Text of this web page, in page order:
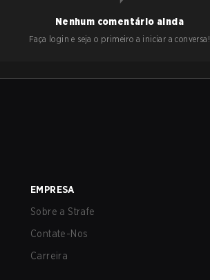
Nenhum comentário ainda
Faça login e seja o primeiro a iniciar a conversa!
EMPRESA
Sobre a Strafe
Contate-Nos
Carreira